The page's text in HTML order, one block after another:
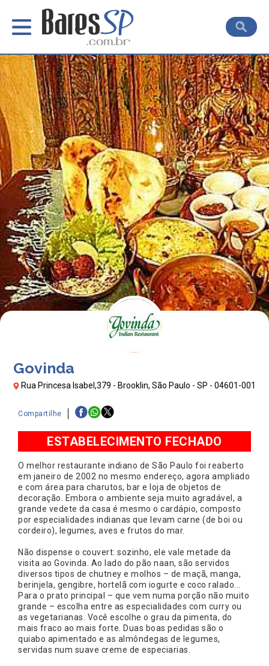
Govinda
Rua Princesa Isabel,379 - Brooklin, São Paulo - SP - 04601-001
Compartilhe
ESTABELECIMENTO FECHADO
O melhor restaurante indiano de São Paulo foi reaberto
em janeiro de 2002 no mesmo endereço, agora ampliado
e com área para charutos, bar e loja de objetos de
decoração. Embora o ambiente seja muito agradável, a
grande vedete da casa é mesmo o cardápio, composto
por especialidades indianas que levam carne (de boi ou
cordeiro), legumes, aves e frutos do mar.
Não dispense o couvert: sozinho, ele vale metade da
visita ao Govinda. Ao lado do pão naan, são servidos
diversos tipos de chutney e molhos – de maçã, manga,
berinjela, gengibre, hortelã com iogurte e coco ralado...
Para o prato principal – que vem numa porção não muito
grande – escolha entre as especialidades com curry ou
as vegetarianas. Você escolhe o grau da pimenta, do
mais fraco ao mais forte. Duas boas pedidas são o
quiabo apimentado e as almôndegas de legumes,
servidas num suave creme de especiarias.